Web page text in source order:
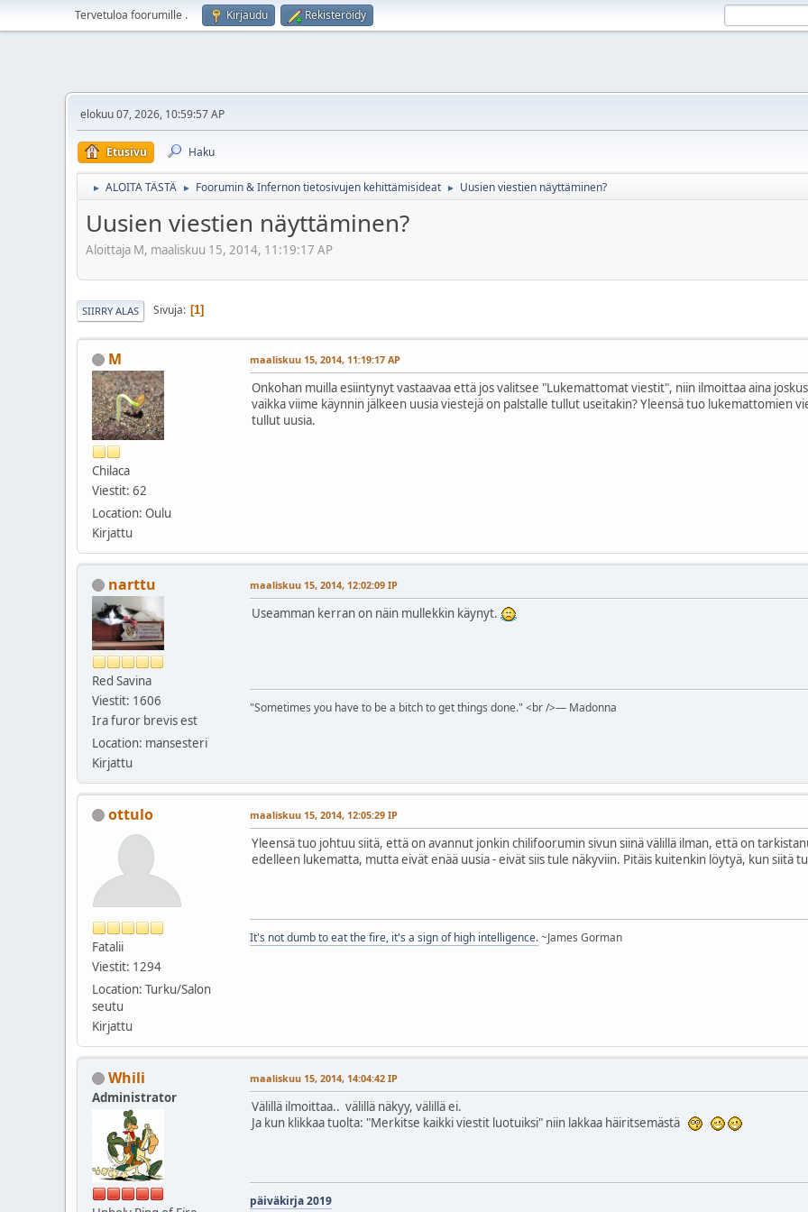
Tervetuloa foorumille . Kirjaudu Rekisteröidy
elokuu 07, 2026, 10:59:57 AP
Etusivu Haku
► ALOITA TÄSTÄ ► Foorumin & Infernon tietosivujen kehittämisideat ► Uusien viestien näyttäminen?
Uusien viestien näyttäminen?
Aloittaja M, maaliskuu 15, 2014, 11:19:17 AP
SIIRRY ALAS Sivuja 1
M
Chilaca
Viestit: 62
Location: Oulu
Kirjattu
maaliskuu 15, 2014, 11:19:17 AP
Onkohan muilla esiintynyt vastaavaa että jos valitsee "Lukemattomat viestit", niin ilmoittaa aina
vaikka viime käynnin jälkeen uusia viestejä on palstalle tullut useitakin? Yleensä tuo lukemattomien
tullut uusia.
narttu
Red Savina
Viestit: 1606
Ira furor brevis est
Location: mansesteri
Kirjattu
maaliskuu 15, 2014, 12:02:09 IP
Useamman kerran on näin mullekkin käynyt.
"Sometimes you have to be a bitch to get things done." <br />― Madonna
ottulo
Fatalii
Viestit: 1294
Location: Turku/Salon
seutu
Kirjattu
maaliskuu 15, 2014, 12:05:29 IP
Yleensä tuo johtuu siitä, että on avannut jonkin chilifoorumin sivun siinä välillä ilman, että on
edelleen lukematta, mutta eivät enää uusia - eivät siis tule näkyviin. Pitäis kuitenkin löytyä, kun siitä
It's not dumb to eat the fire, it's a sign of high intelligence.~James Gorman
Whili
Administrator
maaliskuu 15, 2014, 14:04:42 IP
Välillä ilmoittaa.. välillä näkyy, välillä ei.
Ja kun klikkaa tuolta: "Merkitse kaikki viestit luotuiksi" niin lakkaa häiritsemästä
päiväkirja 2019